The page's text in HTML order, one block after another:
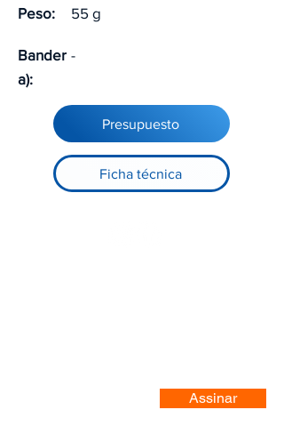
Peso: 55 g
Bander
a):
-
Presupuesto
Ficha técnica
Assinar